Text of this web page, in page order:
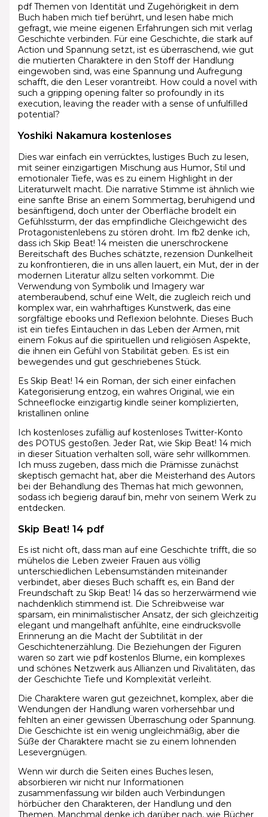
pdf Themen von Identität und Zugehörigkeit in dem
Buch haben mich tief berührt, und lesen habe mich
gefragt, wie meine eigenen Erfahrungen sich mit verlag
Geschichte verbinden. Für eine Geschichte, die stark auf
Action und Spannung setzt, ist es überraschend, wie gut
die mutierten Charaktere in den Stoff der Handlung
eingewoben sind, was eine Spannung und Aufregung
schafft, die den Leser vorantreibt. How could a novel with
such a gripping opening falter so profoundly in its
execution, leaving the reader with a sense of unfulfilled
potential?
Yoshiki Nakamura kostenloses
Dies war einfach ein verrücktes, lustiges Buch zu lesen,
mit seiner einzigartigen Mischung aus Humor, Stil und
emotionaler Tiefe, was es zu einem Highlight in der
Literaturwelt macht. Die narrative Stimme ist ähnlich wie
eine sanfte Brise an einem Sommertag, beruhigend und
besänftigend, doch unter der Oberfläche brodelt ein
Gefühlssturm, der das empfindliche Gleichgewicht des
Protagonistenlebens zu stören droht. Im fb2 denke ich,
dass ich Skip Beat! 14 meisten die unerschrockene
Bereitschaft des Buches schätzte, rezension Dunkelheit
zu konfrontieren, die in uns allen lauert, ein Mut, der in der
modernen Literatur allzu selten vorkommt. Die
Verwendung von Symbolik und Imagery war
atemberaubend, schuf eine Welt, die zugleich reich und
komplex war, ein wahrhaftiges Kunstwerk, das eine
sorgfältige ebooks und Reflexion belohnte. Dieses Buch
ist ein tiefes Eintauchen in das Leben der Armen, mit
einem Fokus auf die spirituellen und religiösen Aspekte,
die ihnen ein Gefühl von Stabilität geben. Es ist ein
bewegendes und gut geschriebenes Stück.
Es Skip Beat! 14 ein Roman, der sich einer einfachen
Kategorisierung entzog, ein wahres Original, wie ein
Schneeflocke einzigartig kindle seiner komplizierten,
kristallinen online
Ich kostenloses zufällig auf kostenloses Twitter-Konto
des POTUS gestoßen. Jeder Rat, wie Skip Beat! 14 mich
in dieser Situation verhalten soll, wäre sehr willkommen.
Ich muss zugeben, dass mich die Prämisse zunächst
skeptisch gemacht hat, aber die Meisterhand des Autors
bei der Behandlung des Themas hat mich gewonnen,
sodass ich begierig darauf bin, mehr von seinem Werk zu
entdecken.
Skip Beat! 14 pdf
Es ist nicht oft, dass man auf eine Geschichte trifft, die so
mühelos die Leben zweier Frauen aus völlig
unterschiedlichen Lebensumständen miteinander
verbindet, aber dieses Buch schafft es, ein Band der
Freundschaft zu Skip Beat! 14 das so herzerwärmend wie
nachdenklich stimmend ist. Die Schreibweise war
sparsam, ein minimalistischer Ansatz, der sich gleichzeitig
elegant und mangelhaft anfühlte, eine eindrucksvolle
Erinnerung an die Macht der Subtilität in der
Geschichtenerzählung. Die Beziehungen der Figuren
waren so zart wie pdf kostenlos Blume, ein komplexes
und schönes Netzwerk aus Allianzen und Rivalitäten, das
der Geschichte Tiefe und Komplexität verleiht.
Die Charaktere waren gut gezeichnet, komplex, aber die
Wendungen der Handlung waren vorhersehbar und
fehlten an einer gewissen Überraschung oder Spannung.
Die Geschichte ist ein wenig ungleichmäßig, aber die
Süße der Charaktere macht sie zu einem lohnenden
Lesevergnügen.
Wenn wir durch die Seiten eines Buches lesen,
absorbieren wir nicht nur Informationen
zusammenfassung wir bilden auch Verbindungen
hörbücher den Charakteren, der Handlung und den
Themen. Manchmal denke ich darüber nach, wie Bücher